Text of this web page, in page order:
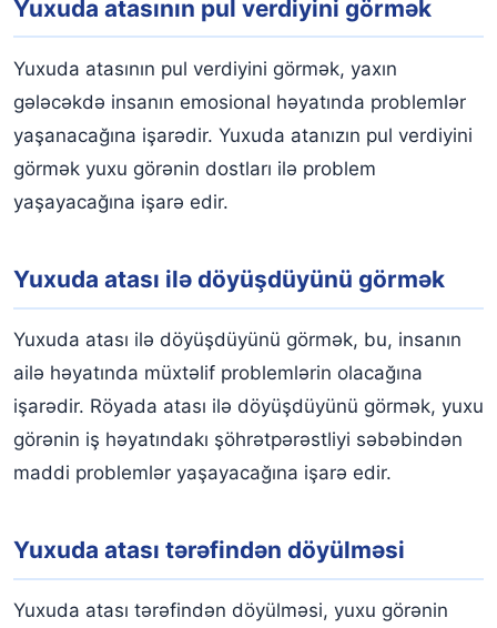
Yuxuda atasının pul verdiyini görmək
Yuxuda atasının pul verdiyini görmək, yaxın
gələcəkdə insanın emosional həyatında problemlər
yaşanacağına işarədir. Yuxuda atanızın pul verdiyini
görmək yuxu görənin dostları ilə problem
yaşayacağına işarə edir.
Yuxuda atası ilə döyüşdüyünü görmək
Yuxuda atası ilə döyüşdüyünü görmək, bu, insanın
ailə həyatında müxtəlif problemlərin olacağına
işarədir. Röyada atası ilə döyüşdüyünü görmək, yuxu
görənin iş həyatındakı şöhrətpərəstliyi səbəbindən
maddi problemlər yaşayacağına işarə edir.
Yuxuda atası tərəfindən döyülməsi
Yuxuda atası tərəfindən döyülməsi, yuxu görənin